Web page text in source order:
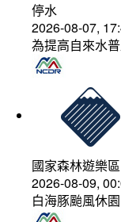
停水
2026-08-07,
為提高自來水
國家森林遊樂區
2026-08-09,
白海豚颱風休